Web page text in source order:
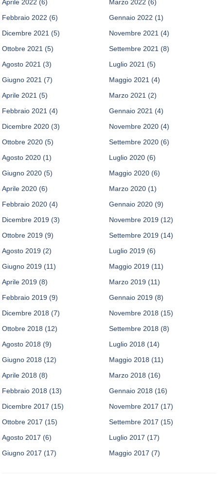
Aprile 2022 (6) Marzo 2022 (6)
Febbraio 2022 (6) Gennaio 2022 (1)
Dicembre 2021 (5) Novembre 2021 (4)
Ottobre 2021 (5) Settembre 2021 (8)
Agosto 2021 (3) Luglio 2021 (5)
Giugno 2021 (7) Maggio 2021 (4)
Aprile 2021 (5) Marzo 2021 (2)
Febbraio 2021 (4) Gennaio 2021 (4)
Dicembre 2020 (3) Novembre 2020 (4)
Ottobre 2020 (5) Settembre 2020 (6)
Agosto 2020 (1) Luglio 2020 (6)
Giugno 2020 (5) Maggio 2020 (6)
Aprile 2020 (6) Marzo 2020 (1)
Febbraio 2020 (4) Gennaio 2020 (9)
Dicembre 2019 (3) Novembre 2019 (12)
Ottobre 2019 (9) Settembre 2019 (14)
Agosto 2019 (2) Luglio 2019 (6)
Giugno 2019 (11) Maggio 2019 (11)
Aprile 2019 (8) Marzo 2019 (11)
Febbraio 2019 (9) Gennaio 2019 (8)
Dicembre 2018 (7) Novembre 2018 (15)
Ottobre 2018 (12) Settembre 2018 (8)
Agosto 2018 (9) Luglio 2018 (14)
Giugno 2018 (12) Maggio 2018 (11)
Aprile 2018 (8) Marzo 2018 (16)
Febbraio 2018 (13) Gennaio 2018 (16)
Dicembre 2017 (15) Novembre 2017 (17)
Ottobre 2017 (15) Settembre 2017 (15)
Agosto 2017 (6) Luglio 2017 (17)
Giugno 2017 (17) Maggio 2017 (7)